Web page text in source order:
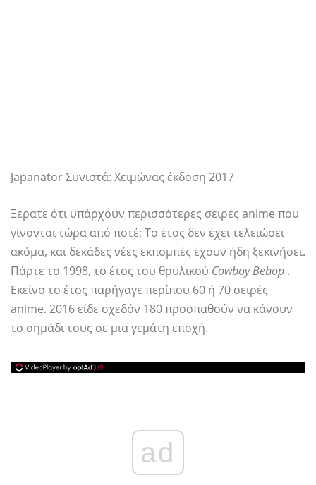
Japanator Συνιστά: Χειμώνας έκδοση 2017
Ξέρατε ότι υπάρχουν περισσότερες σειρές anime που
γίνονται τώρα από ποτέ; Το έτος δεν έχει τελειώσει
ακόμα, και δεκάδες νέες εκπομπές έχουν ήδη ξεκινήσει.
Πάρτε το 1998, το έτος του θρυλικού Cowboy Bebop .
Εκείνο το έτος παρήγαγε περίπου 60 ή 70 σειρές
anime. 2016 είδε σχεδόν 180 προσπαθούν να κάνουν
το σημάδι τους σε μια γεμάτη εποχή.
ad